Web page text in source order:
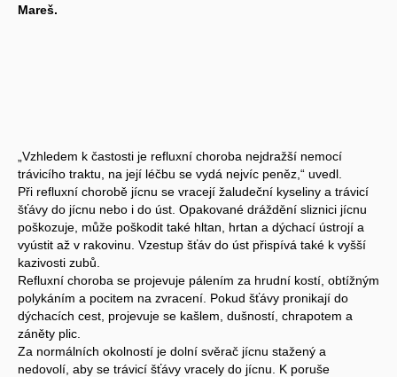
Mareš.
„Vzhledem k častosti je refluxní choroba nejdražší nemocí
trávicího traktu, na její léčbu se vydá nejvíc peněz,“ uvedl.
Při refluxní chorobě jícnu se vracejí žaludeční kyseliny a trávicí
šťávy do jícnu nebo i do úst. Opakované dráždění sliznici jícnu
poškozuje, může poškodit také hltan, hrtan a dýchací ústrojí a
vyústit až v rakovinu. Vzestup šťáv do úst přispívá také k vyšší
kazivosti zubů.
Refluxní choroba se projevuje pálením za hrudní kostí, obtížným
polykáním a pocitem na zvracení. Pokud šťávy pronikají do
dýchacích cest, projevuje se kašlem, dušností, chrapotem a
záněty plic.
Za normálních okolností je dolní svěrač jícnu stažený a
nedovolí, aby se trávicí šťávy vracely do jícnu. K poruše